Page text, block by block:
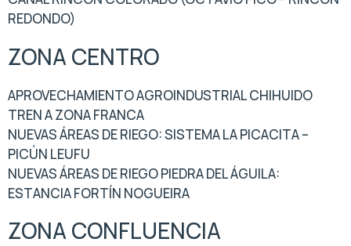
REDONDO)
ZONA CENTRO
APROVECHAMIENTO AGROINDUSTRIAL CHIHUIDO
TREN A ZONA FRANCA
NUEVAS ÁREAS DE RIEGO: SISTEMA LA PICACITA –
PICÚN LEUFU
NUEVAS ÁREAS DE RIEGO PIEDRA DEL ÁGUILA:
ESTANCIA FORTÍN NOGUEIRA
ZONA CONFLUENCIA